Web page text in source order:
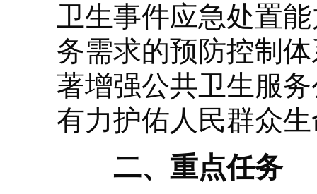
卫生事件应急处置
务需求的预防控制
著增强公共卫生服
有力护佑人民群众
二、重点任务